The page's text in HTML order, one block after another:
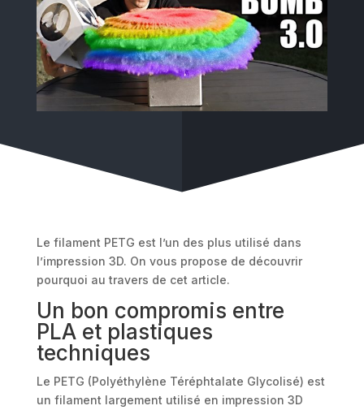
Le filament PETG est l’un des plus utilisé dans
l’impression 3D. On vous propose de découvrir
pourquoi au travers de cet article.
Un bon compromis entre
PLA et plastiques
techniques
Le PETG (Polyéthylène Téréphtalate Glycolisé) est
un filament largement utilisé en impression 3D